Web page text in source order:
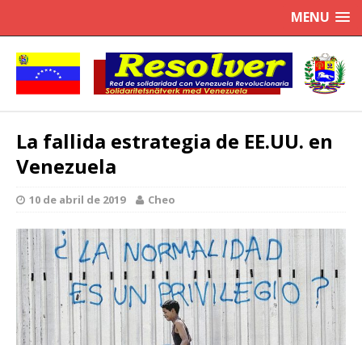
MENU
La fallida estrategia de EE.UU. en
Venezuela
10 de abril de 2019 Cheo